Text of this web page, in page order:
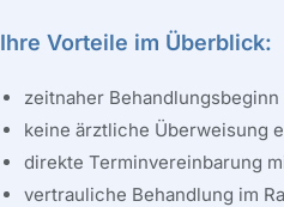
Ihre Vorteile im Überblick:
zeitnaher
keine ärztliche Überweisung
direkte Terminvereinbarung
vertrauliche Behandlung im